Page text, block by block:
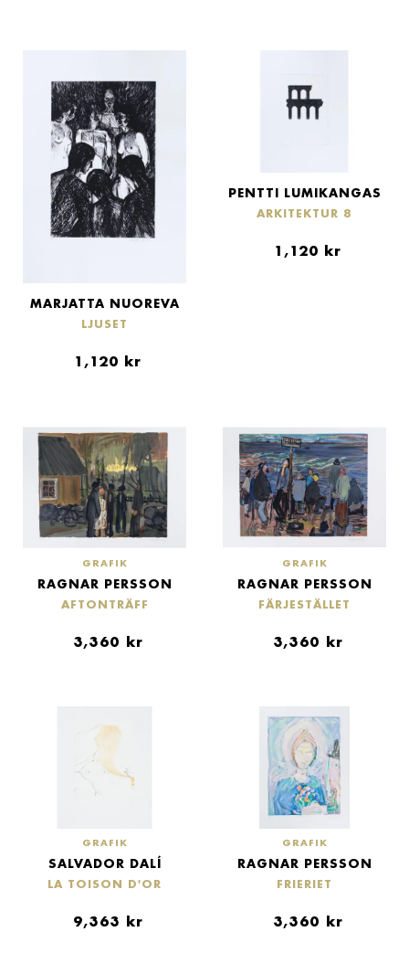
MARJATTA NUOREVA
LJUSET
1,120 kr
PENTTI LUMIKANGAS
ARKITEKTUR 8
1,120 kr
GRAFIK
RAGNAR PERSSON
AFTONTRÄFF
3,360 kr
GRAFIK
RAGNAR PERSSON
FÄRJESTÄLLET
3,360 kr
GRAFIK
SALVADOR DALÍ
LA TOISON D'OR
9,363 kr
GRAFIK
RAGNAR PERSSON
FRIERIET
3,360 kr